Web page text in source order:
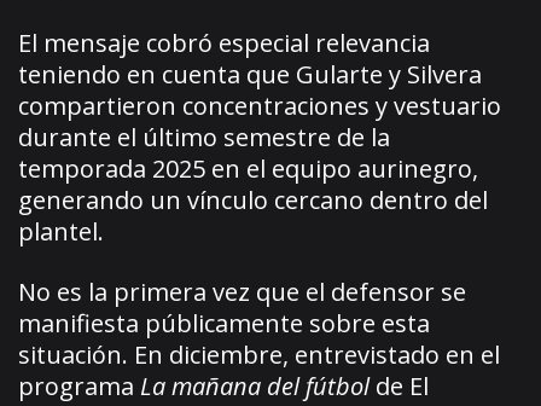
El mensaje cobró especial relevancia
teniendo en cuenta que Gularte y Silvera
compartieron concentraciones y vestuario
durante el último semestre de la
temporada 2025 en el equipo aurinegro,
generando un vínculo cercano dentro del
plantel.
No es la primera vez que el defensor se
manifiesta públicamente sobre esta
situación. En diciembre, entrevistado en el
programa La mañana del fútbolde El